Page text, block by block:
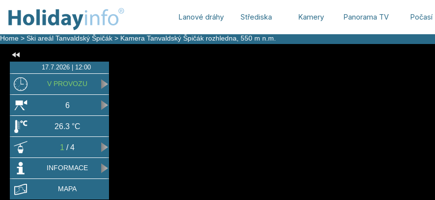
17.7.2026 | 12:00
V PROVOZU
6
26.3 °C
1 / 4
INFORMACE
MAPA
Lanové dráhy Střediska Kamery Panorama TV Počasí
Home > Ski areál Tanvaldský Špičák > Kamera Tanvaldský Špičák rozhledna , 550 m n.m.